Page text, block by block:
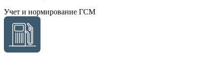
Учет и нормирование ГСМ